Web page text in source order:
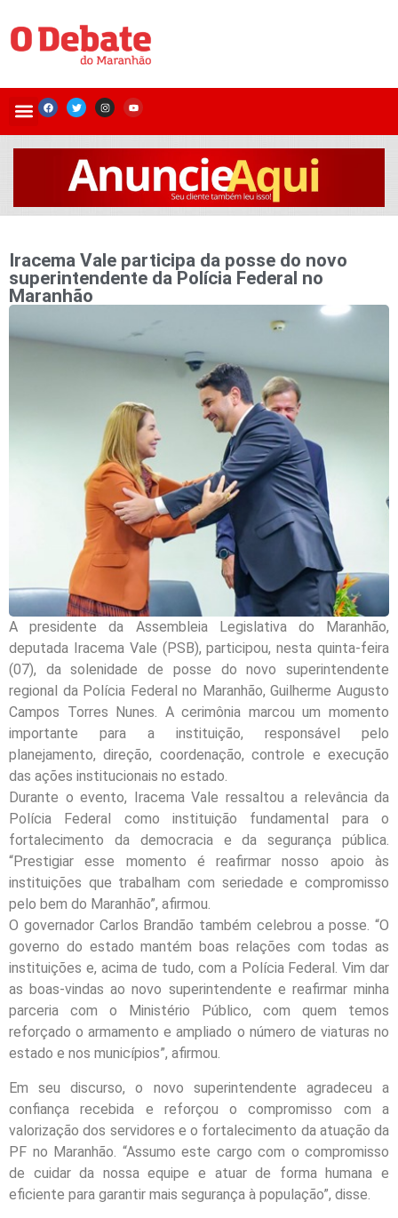
Iracema Vale participa da posse do novo
superintendente da Polícia Federal no
Maranhão
A presidente da Assembleia Legislativa do Maranhão,
deputada Iracema Vale (PSB), participou, nesta quinta-feira
(07), da solenidade de posse do novo superintendente
regional da Polícia Federal no Maranhão, Guilherme Augusto
Campos Torres Nunes. A cerimônia marcou um momento
importante para a instituição, responsável pelo
planejamento, direção, coordenação, controle e execução
das ações institucionais no estado.
Durante o evento, Iracema Vale ressaltou a relevância da
Polícia Federal como instituição fundamental para o
fortalecimento da democracia e da segurança pública.
“Prestigiar esse momento é reafirmar nosso apoio às
instituições que trabalham com seriedade e compromisso
pelo bem do Maranhão”, afirmou.
O governador Carlos Brandão também celebrou a posse. “O
governo do estado mantém boas relações com todas as
instituições e, acima de tudo, com a Polícia Federal. Vim dar
as boas-vindas ao novo superintendente e reafirmar minha
parceria com o Ministério Público, com quem temos
reforçado o armamento e ampliado o número de viaturas no
estado e nos municípios”, afirmou.
Em seu discurso, o novo superintendente agradeceu a
confiança recebida e reforçou o compromisso com a
valorização dos servidores e o fortalecimento da atuação da
PF no Maranhão. “Assumo este cargo com o compromisso
de cuidar da nossa equipe e atuar de forma humana e
eficiente para garantir mais segurança à população”, disse.